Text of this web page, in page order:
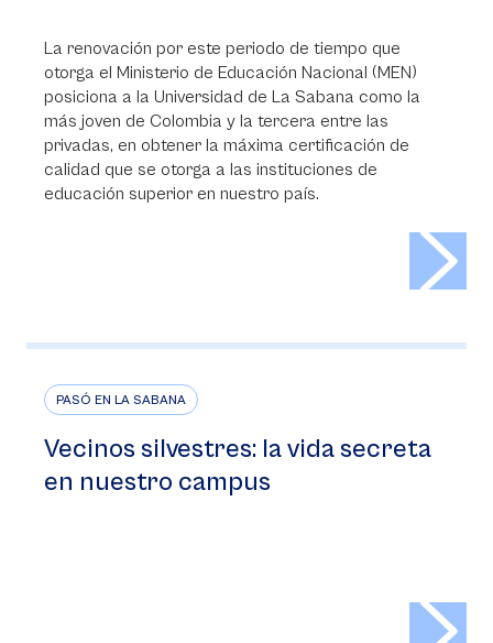
La renovación por este periodo de tiempo que
otorga el Ministerio de Educación Nacional (MEN)
posiciona a la Universidad de La Sabana como la
más joven de Colombia y la tercera entre las
privadas, en obtener la máxima certificación de
calidad que se otorga a las instituciones de
educación superior en nuestro país.
PASÓ EN LA SABANA
Vecinos silvestres: la vida secreta
en nuestro campus